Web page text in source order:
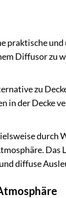
praktische
Diffusor zu
zu
in der Decke
durch
Das
diffuse